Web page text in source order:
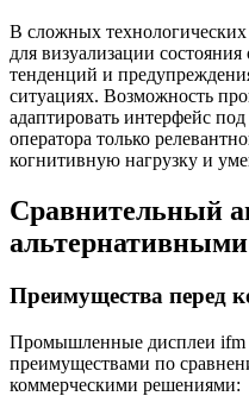
В сложных
для визуализации
тенденций и
ситуациях. Возможность
адаптировать интерфейс
оператора только
когнитивную нагрузку и
Сравнительный
Преимущества перед
Промышленные дисплеи ifm
преимуществами по
коммерческими решениями: